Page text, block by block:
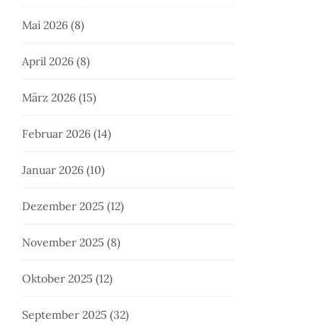
Mai 2026 (8)
April 2026 (8)
März 2026 (15)
Februar 2026 (14)
Januar 2026 (10)
Dezember 2025 (12)
November 2025 (8)
Oktober 2025 (12)
September 2025 (32)